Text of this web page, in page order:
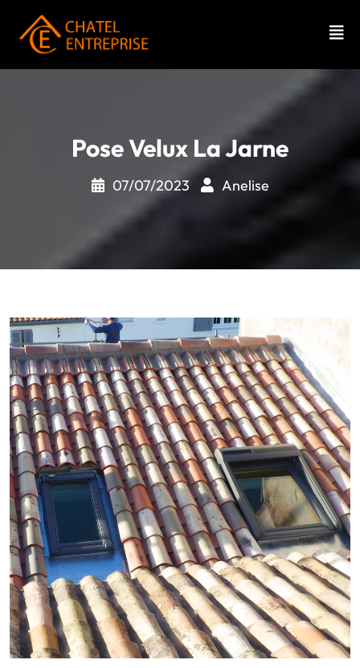
Pose Velux La Jarne
07/07/2023 Anelise